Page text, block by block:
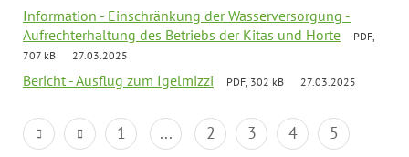
Information - Einschränkung der Wasserversorgung -
Aufrechterhaltung des Betriebs der Kitas und Horte
PDF,
707 kB
27.03.2025
Bericht - Ausflug zum Igelmizzi PDF, 302 kB 27.03.2025
1 ... 2 3 4
5